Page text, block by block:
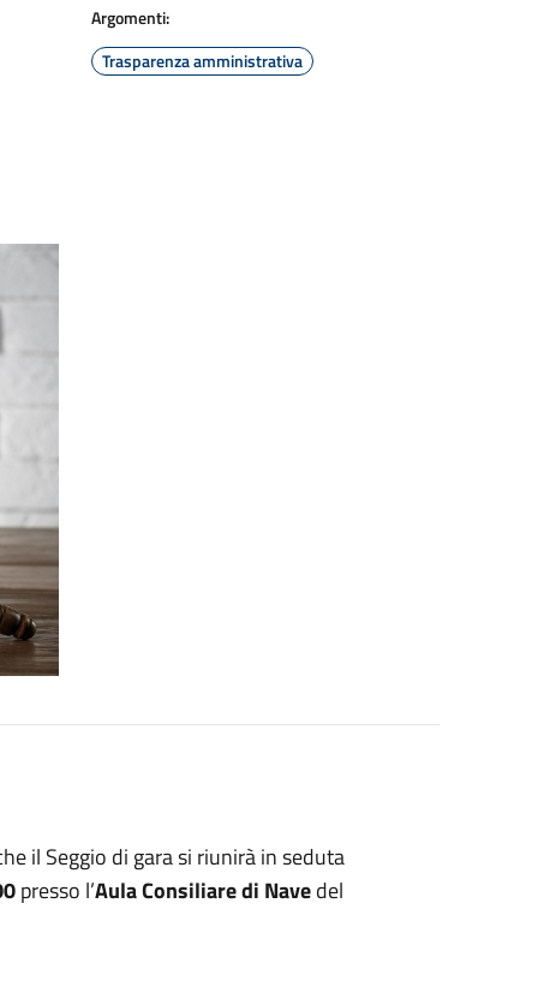
Argomenti:
Trasparenza amministrativa
il Seggio di gara si riunirà in seduta
presso l’Aula Consiliare di Navedel